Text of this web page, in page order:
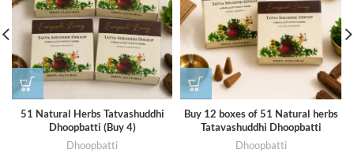
51 Natural Herbs Tatvashuddhi
Dhoopbatti (Buy 4)
Dhoopbatti
Buy 12 boxes of 51 Natural herbs
Tatavashuddhi Dhoopbatti
Dhoopbatti